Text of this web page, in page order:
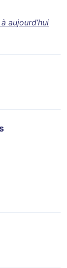
aujourd’hui